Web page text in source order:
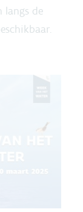
langs de